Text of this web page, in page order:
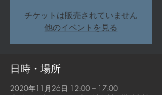
チケットは販売されていません
他のイベントを見る
日時・場所
2020年11月26日 12:00 – 17:00